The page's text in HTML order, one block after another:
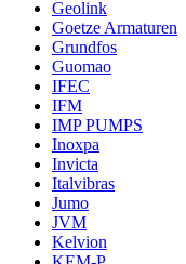
Geolink
Goetze Armaturen
Grundfos
Guomao
IFEC
IFM
IMP PUMPS
Inoxpa
Invicta
Italvibras
Jumo
JVM
Kelvion